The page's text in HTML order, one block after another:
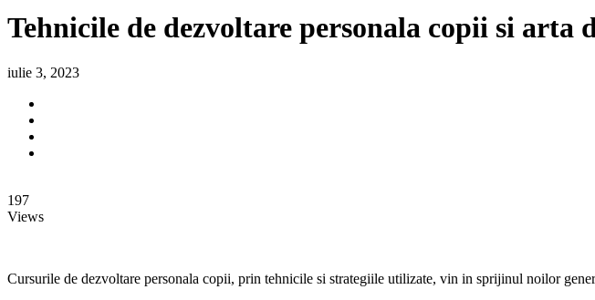
Tehnicile de dezvoltare personala copii si arta
iulie 3, 2023
197
Views
Cursurile de dezvoltare personala copii, prin tehnicile si strategiile utilizate, vin in sprijinul noilor